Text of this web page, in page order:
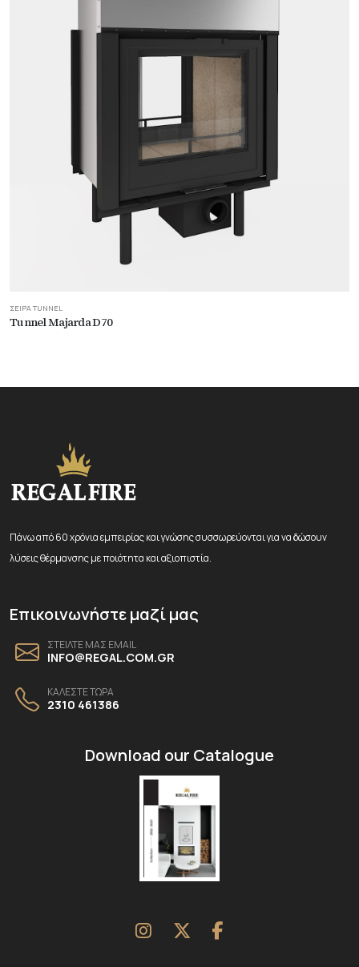
ΣΕΙΡΆ TUNNEL
Tunnel Majarda D70
Πάνω από 60 χρόνια εμπειρίας και γνώσης συσσωρεύονται για να δώσουν
λύσεις θέρμανσης με ποιότητα και αξιοπιστία.
Επικοινωνήστε μαζί μας
ΣΤΕΙΛΤΕ ΜΑΣ EMAIL
INFO@REGAL.COM.GR
ΚΑΛΕΣΤΕ ΤΩΡΑ
2310 461386
Download our Catalogue